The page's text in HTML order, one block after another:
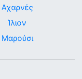
Αχαρνές
Ίλιον
Μαρούσι